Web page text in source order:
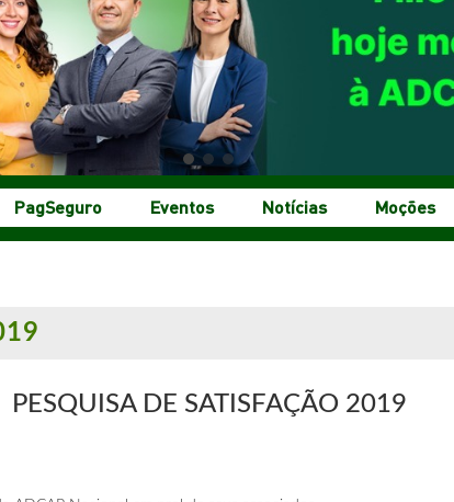
PagSeguro Eventos Notícias Moções
PESQUISA DE SATISFAÇÃO 2019